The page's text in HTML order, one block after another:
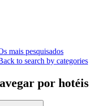
mais pesquisados
to search by categories
por hotéis